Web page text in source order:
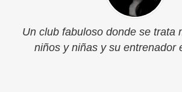
Un club fabuloso donde se trata
niños y niñas y su entrenador